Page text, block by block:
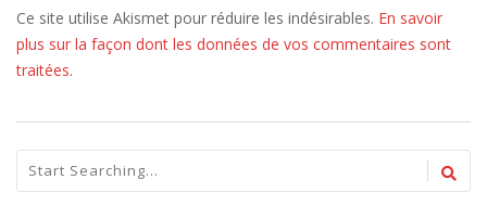
Ce site utilise Akismet pour réduire les indésirables. En savoir
plus sur la façon dont les données de vos commentaires sont
traitées.